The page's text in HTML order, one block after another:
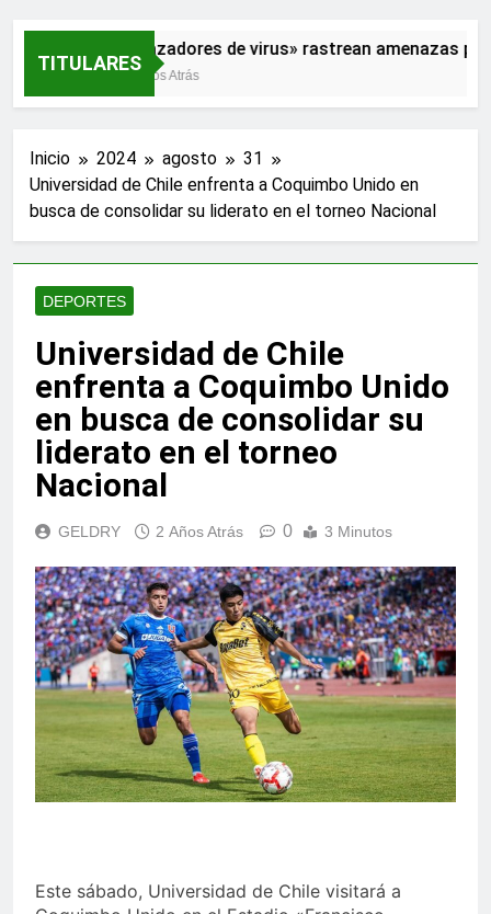
TITULARES
«Cazadores de virus» rastrean amenazas
2 Años Atrás
Inicio 2024 agosto
31
Universidad de Chile enfrenta a Coquimbo Unido en
busca de consolidar su liderato en el torneo Nacional
DEPORTES
Universidad de Chile
enfrenta a Coquimbo Unido
en busca de consolidar su
liderato en el torneo
Nacional
GELDRY 2 Años Atrás 0 3 Minutos
Este sábado, Universidad de Chile visitará a